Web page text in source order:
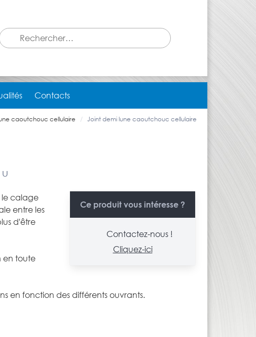
Contacts
caoutchouc cellulaire Joint demi lune caoutchouc cellulaire
Ce produit vous intéresse ?
Contactez-nous !
Cliquez-ici
le calage
entre les
d'être
en toute
en fonction des différents ouvrants.